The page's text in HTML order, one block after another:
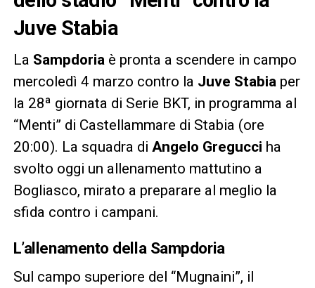
Juve Stabia
La Sampdoriaè pronta a scendere in campo
mercoledì 4 marzo contro la Juve Stabiaper
la 28ª giornata di Serie BKT, in programma al
“Menti” di Castellammare di Stabia (ore
20:00). La squadra di Angelo Gregucci ha
svolto oggi un allenamento mattutino a
Bogliasco, mirato a preparare al meglio la
sfida contro i campani.
L’allenamento della Sampdoria
Sul campo superiore del “Mugnaini”, il